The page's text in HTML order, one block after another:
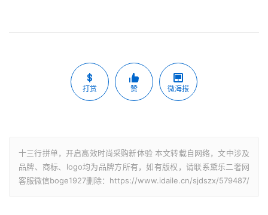
打赏 赞 微海报
十三行拼单，开启高效时尚采购新体验 本文转载自网络，文中涉及
品牌、商标、logo均为品牌方所有，如有版权，请联系黛乐二奢网
客服微信boge1927删除：https://www.idaile.cn/sjdszx/579487/